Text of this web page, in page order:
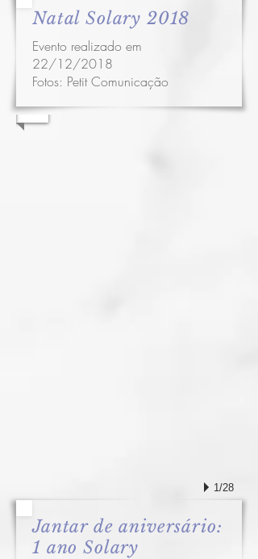
Natal Solary 2018
Evento realizado em
22/12/2018
Fotos: Petit Comunicação
1/28
Jantar de aniversário:
1 ano Solary